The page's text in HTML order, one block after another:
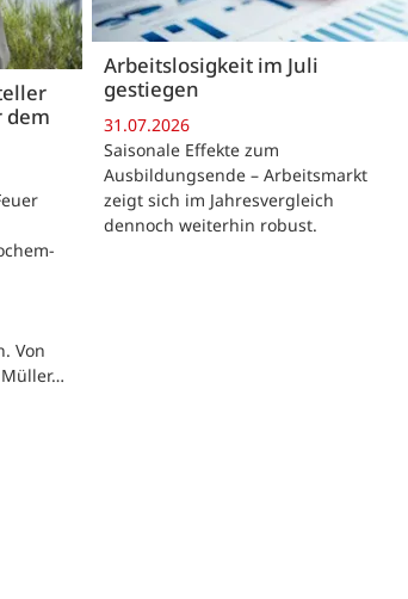
dem
Von
Arbeitslosigkeit im Juli
gestiegen
31.07.2026
Saisonale Effekte zum
Ausbildungsende – Arbeitsmarkt
zeigt sich im Jahresvergleich
dennoch weiterhin robust.